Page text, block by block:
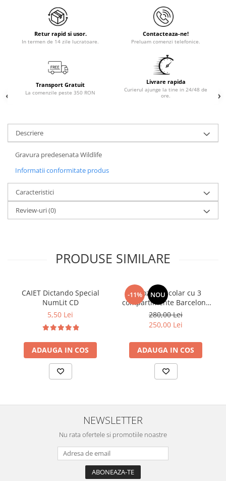
Retur rapid si usor.
In termen de 14 zile lucratoare.
Contacteaza-ne!
Preluam comenzi telefonice.
Transport Gratuit
La comenzile peste 350 RON
Livrare rapida
Curierul ajunge la tine in 24/48 de
ore.
Descriere
Gravura predesenata Wildlife
Informatii conformitate produs
Caracteristici
Review-uri(0)
PRODUSE SIMILARE
CAIET Dictando Special
NumLit CD
5,50 Lei
ADAUGA IN COS
-11% NOU
Ghiozdan școlar cu 3
compartimente Barcelona
AB340 Astrabag
albastru/rosu
280,00 Lei
250,00 Lei
ADAUGA IN COS
NEWSLETTER
Nu rata ofertele si promotiile noastre